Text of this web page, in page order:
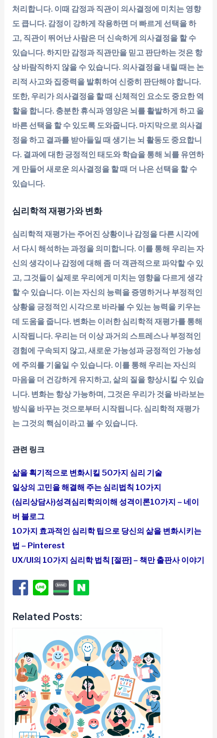
처리합니다. 이때 감정과 직관이 의사결정에 미치는 영향
도 큽니다. 감정이 강하게 작용하면 더 빠르게 선택을 하
고, 직관이 뛰어난 사람은 더 신속하게 의사결정을 할 수
있습니다. 하지만 감정과 직관만을 믿고 판단하는 것은 항
상 바람직하지 않을 수 있습니다. 의사결정을 내릴 때는 논
리적 사고와 집중력을 발휘하여 신중히 판단해야 합니다.
또한, 우리가 의사결정을 할 때 신체적인 요소도 중요한 역
할을 합니다. 충분한 휴식과 영양은 뇌를 활발하게 하고 올
바른 선택을 할 수 있도록 도와줍니다. 마지막으로 의사결
정을 하고 결과를 받아들일 때 생기는 뇌 활동도 중요합니
다. 결과에 대한 긍정적인 태도와 학습을 통해 뇌를 유연하
게 만들어 새로운 의사결정을 할 때 더 나은 선택을 할 수
있습니다.
심리학적 재평가와 변화
심리학적 재평가는 주어진 상황이나 감정을 다른 시각에
서 다시 해석하는 과정을 의미합니다. 이를 통해 우리는 자
신의 생각이나 감정에 대해 좀 더 객관적으로 파악할 수 있
고, 그것들이 실제로 우리에게 미치는 영향을 다르게 생각
할 수 있습니다. 이는 자신의 능력을 증명하거나 부정적인
상황을 긍정적인 시각으로 바라볼 수 있는 능력을 키우는
데 도움을 줍니다. 변화는 이러한 심리학적 재평가를 통해
시작됩니다. 우리는 더 이상 과거의 스트레스나 부정적인
경험에 구속되지 않고, 새로운 가능성과 긍정적인 가능성
에 주의를 기울일 수 있습니다. 이를 통해 우리는 자신의
마음을 더 건강하게 유지하고, 삶의 질을 향상시킬 수 있습
니다. 변화는 항상 가능하며, 그것은 우리가 것을 바라보는
방식을 바꾸는 것으로부터 시작됩니다. 심리학적 재평가
는 그것의 핵심이라고 볼 수 있습니다.
관련 링크
삶을 획기적으로 변화시킬 50가지 심리 기술
일상의 고민을 해결해 주는 심리법칙 10가지
(심리상담사)성격심리학의이해 성격이론10가지 – 네이
버 블로그
10가지 효과적인 심리학 팁으로 당신의 삶을 변화시키는
법 – Pinterest
UX/UI의 10가지 심리학 법칙 [절판] – 책만 출판사 이야기
Related Posts: